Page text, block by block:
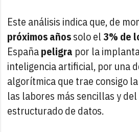
Este análisis indica que, de
próximos añossolo el3% de
Españapeligra por la
inteligencia artificial, por una
algorítmica que trae consigo
las labores más sencillas y
estructurado de datos.